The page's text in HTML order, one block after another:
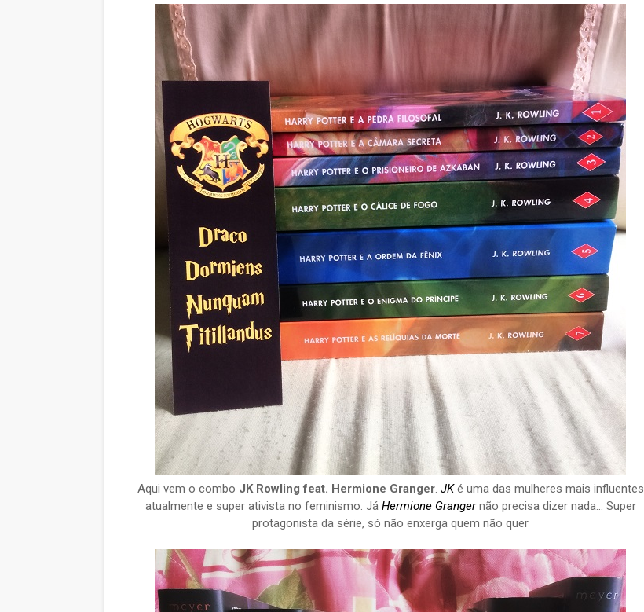
Aqui vem o combo JK Rowling feat. Hermione Granger. JKé uma das mulheres mais influentes
atualmente e super ativista no feminismo. Já Hermione Grangernão precisa dizer nada... Super
protagonista da série, só não enxerga quem não quer